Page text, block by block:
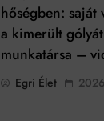
hőségben:
a kimerült
munkatársa –
Egri Élet